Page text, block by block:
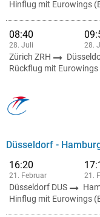
Hinflug mit Eurowings
08:40
28. Juli 28.
Zürich ZRH
Rückflug mit Eurowings
Düsseldorf -
16:20
21. Februar 21.
Düsseldorf DUS
Hinflug mit Eurowings